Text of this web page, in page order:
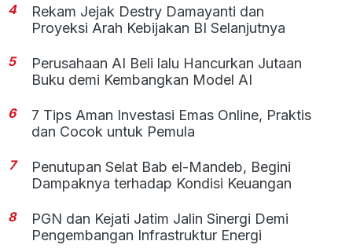
4
Rekam Jejak Destry Damayanti dan
Proyeksi Arah Kebijakan BI Selanjutnya
5
Perusahaan AI Beli lalu Hancurkan Jutaan
Buku demi Kembangkan Model AI
6
7 Tips Aman Investasi Emas Online, Praktis
dan Cocok untuk Pemula
7
Penutupan Selat Bab el-Mandeb, Begini
Dampaknya terhadap Kondisi Keuangan
8
PGN dan Kejati Jatim Jalin Sinergi Demi
Pengembangan Infrastruktur Energi